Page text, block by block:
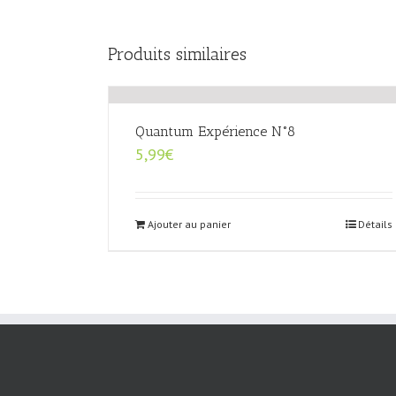
Produits similaires
Quantum Expérience N°8
5,99€
Ajouter au panier Détails